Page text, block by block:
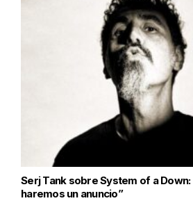
Serj Tank sobre System of a Down:
haremos un anuncio”